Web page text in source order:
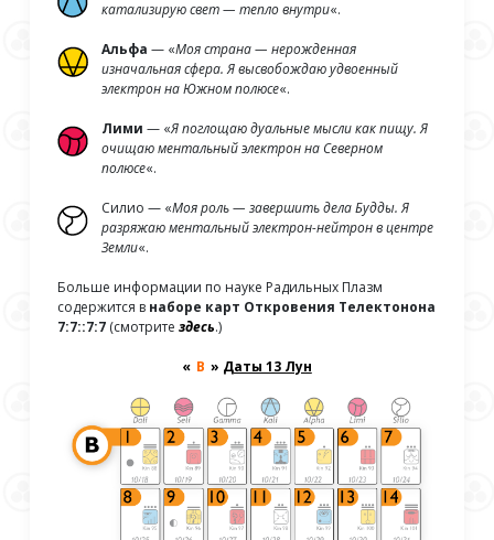
катализирую свет — тепло внутри«.
Альфа — «Моя страна — нерожденная
изначальная сфера. Я высвобождаю удвоенный
электрон на Южном полюсе«.
Лими — «Я поглощаю дуальные мысли как пищу. Я
очищаю ментальный электрон на Северном
полюсе«.
Силио — «Моя роль — завершить дела Будды. Я
разряжаю ментальный электрон-нейтрон в центре
Земли«.
Больше информации по науке Радильных Плазм
содержится в наборе карт Откровения Телектонона
7:7::7:7 (смотритездесь.)
« В » Даты 13 Лун